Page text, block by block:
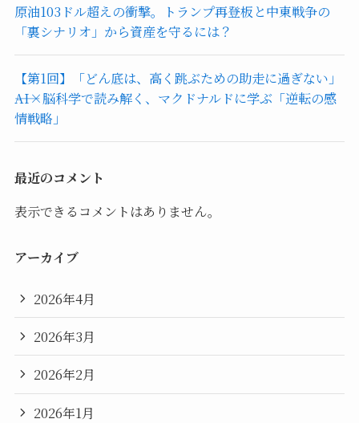
原油103ドル超えの衝撃。トランプ再登板と中東戦争の
「裏シナリオ」から資産を守るには？
【第1回】「どん底は、高く跳ぶための助走に過ぎない」
――AI×脳科学で読み解く、マクドナルドに学ぶ「逆転の感
情戦略」
最近のコメント
表示できるコメントはありません。
アーカイブ
2026年4月
2026年3月
2026年2月
2026年1月